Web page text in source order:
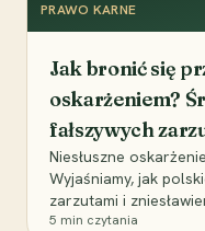
PRAWO KARNE
Jak bronić się
oskarżeniem?
fałszywych
Niesłuszne
Wyjaśniamy, jak
zarzutami i
5 min czytania